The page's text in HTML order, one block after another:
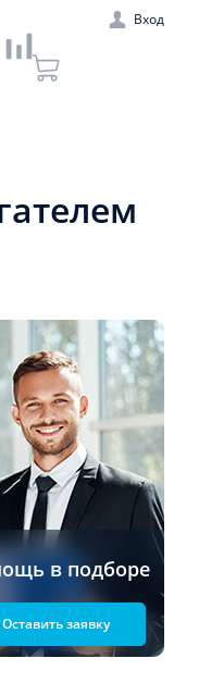
Вход
в подборе
Оставить заявку